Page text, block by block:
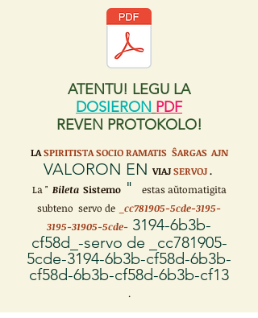
ATENTU! LEGU LA
DOSIERON PDF
REVEN PROTOKOLO!
LA SPIRITISTA SOCIO RAMATIS ŜARGAS AJN
VALORON EN VIAJSERVOJ.
La " Bileta Sistemo"
estas aŭtomatigita
subteno servo de
_cc781905-5cde-3195-
3195-31905-5cde- 3194-6b3b-
cf58d_-servo de _cc781905-
5cde-3194-6b3b-cf58d-6b3b-
cf58d-6b3b-cf58d-6b3b-cf13
.